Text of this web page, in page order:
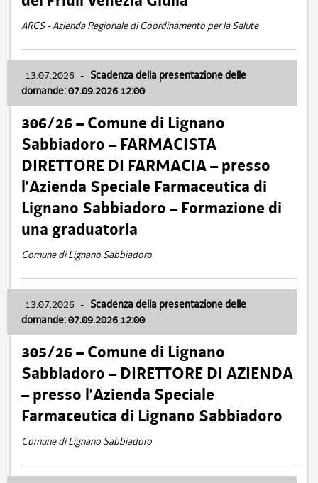
ARCS - Azienda Regionale di Coordinamento per la Salute
13.07.2026 - Scadenza della presentazione delle
domande: 07.09.2026 12:00
306/26 – Comune di Lignano
Sabbiadoro – FARMACISTA
DIRETTORE DI FARMACIA – presso
l’Azienda Speciale Farmaceutica di
Lignano Sabbiadoro – Formazione di
una graduatoria
Comune di Lignano Sabbiadoro
13.07.2026 - Scadenza della presentazione delle
domande: 07.09.2026 12:00
305/26 – Comune di Lignano
Sabbiadoro – DIRETTORE DI AZIENDA
– presso l’Azienda Speciale
Farmaceutica di Lignano Sabbiadoro
Comune di Lignano Sabbiadoro